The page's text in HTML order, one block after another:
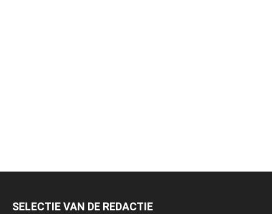
SELECTIE VAN DE REDACTIE